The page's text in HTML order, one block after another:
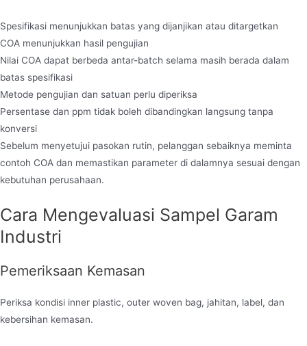
Spesifikasi menunjukkan batas yang dijanjikan atau ditargetkan
COA menunjukkan hasil pengujian
Nilai COA dapat berbeda antar-batch selama masih berada dalam
batas spesifikasi
Metode pengujian dan satuan perlu diperiksa
Persentase dan ppm tidak boleh dibandingkan langsung tanpa
konversi
Sebelum menyetujui pasokan rutin, pelanggan sebaiknya meminta
contoh COA dan memastikan parameter di dalamnya sesuai dengan
kebutuhan perusahaan.
Cara Mengevaluasi Sampel Garam
Industri
Pemeriksaan Kemasan
Periksa kondisi inner plastic, outer woven bag, jahitan, label, dan
kebersihan kemasan.